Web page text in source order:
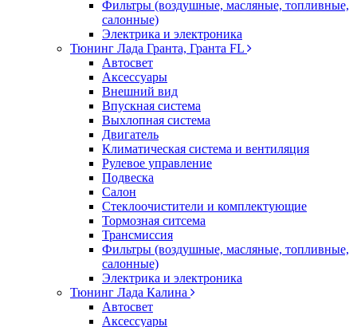
Фильтры (воздушные, масляные, топливные,
салонные)
Электрика и электроника
Тюнинг Лада Гранта, Гранта FL
Автосвет
Аксессуары
Внешний вид
Впускная система
Выхлопная система
Двигатель
Климатическая система и вентиляция
Рулевое управление
Подвеска
Салон
Стеклоочистители и комплектующие
Тормозная ситсема
Трансмиссия
Фильтры (воздушные, масляные, топливные,
салонные)
Электрика и электроника
Тюнинг Лада Калина
Автосвет
Аксессуары